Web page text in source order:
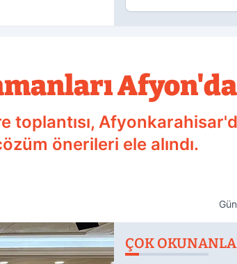
toplantısı,
önerileri ele alındı.
ÇOK